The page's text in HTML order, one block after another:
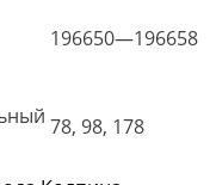
196650—196658
78, 98, 178